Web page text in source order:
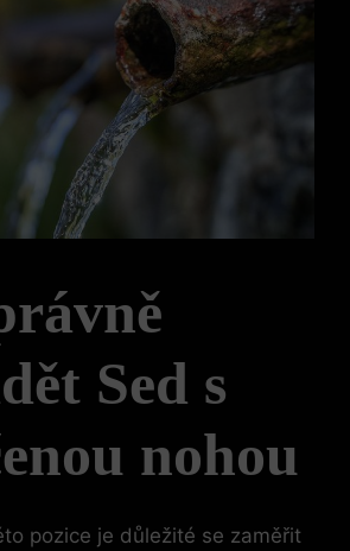
Sed s
nohou
pozice je důležité se zaměřit